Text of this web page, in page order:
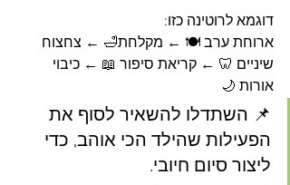
דוגמא לרוטינה כזו:
ארוחת ערב 🍽️ ← מקלחת🛁 ← צחצוח
שיניים 🦷 ← קריאת סיפור 📖 ← כיבוי
אורות 🌙
📌 השתדלו להשאיר לסוף את
הפעילות שהילד הכי אוהב, כדי
ליצור סיום חיובי.